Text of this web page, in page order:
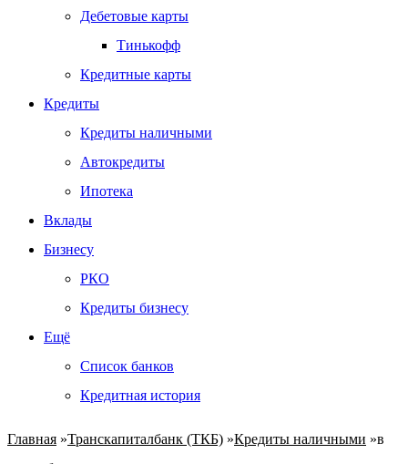
Дебетовые карты
Тинькофф
Кредитные карты
Кредиты
Кредиты наличными
Автокредиты
Ипотека
Вклады
Бизнесу
РКО
Кредиты бизнесу
Ещё
Список банков
Кредитная история
Главная »Транскапиталбанк (ТКБ) »Кредиты наличными »в